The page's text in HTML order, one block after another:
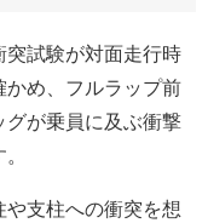
試験が対面走行時
め、フルラップ前
が乗員に及ぶ衝撃
支柱への衝突を想